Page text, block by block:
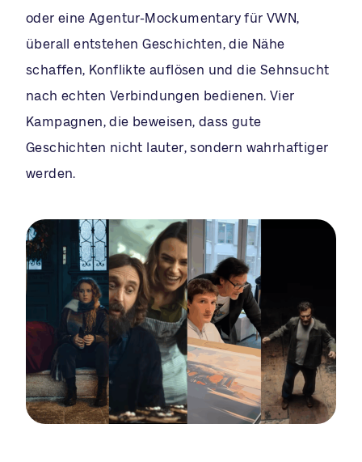
oder eine Agentur-Mockumentary für VWN,
überall entstehen Geschichten, die Nähe
schaffen, Konflikte auflösen und die Sehnsucht
nach echten Verbindungen bedienen. Vier
Kampagnen, die beweisen, dass gute
Geschichten nicht lauter, sondern wahrhaftiger
werden.